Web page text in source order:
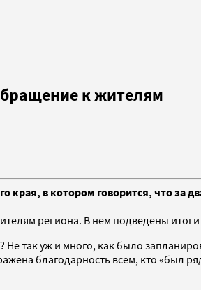
к жителям
края, в котором говорится, что за
региона. В нем подведены итоги
так уж и много, как было
благодарность всем, кто «был